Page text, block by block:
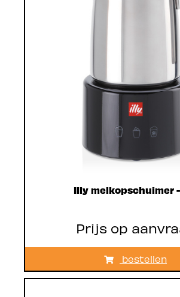
Illy melkopschuimer
Prijs op
bestellen